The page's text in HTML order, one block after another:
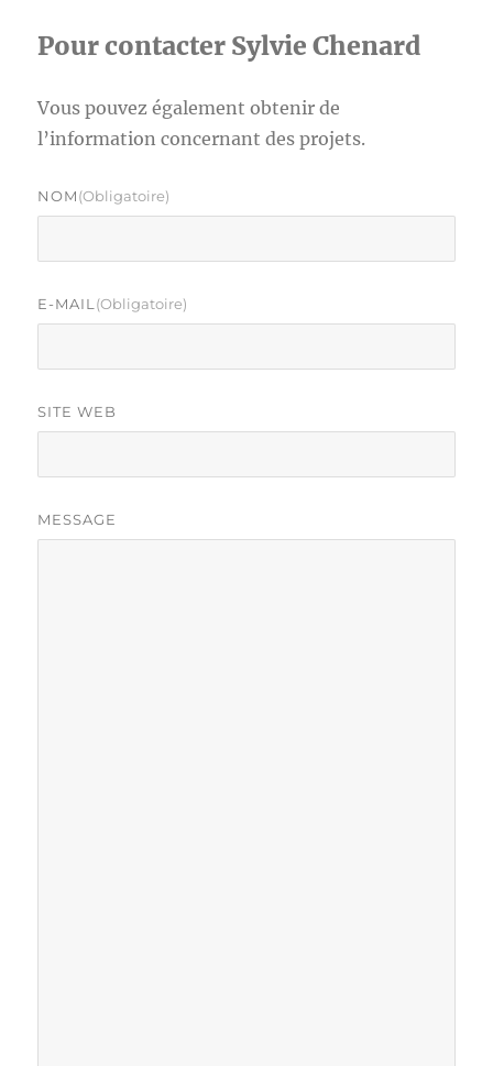
Pour contacter Sylvie Chenard
Vous pouvez également obtenir de
l’information concernant des projets.
NOM(obligatoire)
E-MAIL (obligatoire)
SITE WEB
MESSAGE